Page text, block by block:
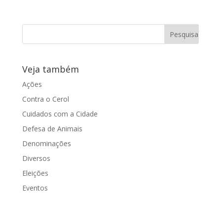
Por Chico de Assis As recentes
Veja também
Ações
Contra o Cerol
Cuidados com a Cidade
Defesa de Animais
Denominações
Diversos
Eleições
Eventos